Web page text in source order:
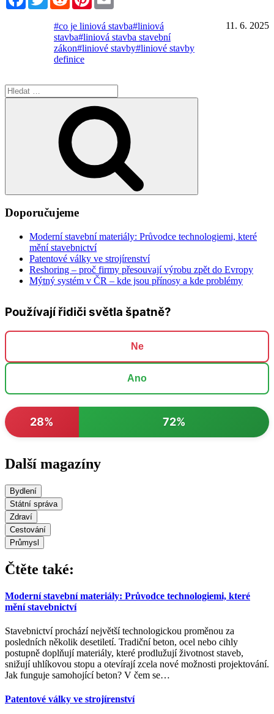
11. 6. 2025
#co je liniová stavba#liniová
stavba#liniová stavba stavební
zákon#liniové stavby#liniové stavby
definice
Hledat:
Doporučujeme
Moderní stavební materiály: Průvodce technologiemi, které
mění stavebnictví
Patentové války ve strojírenství
Reshoring – proč firmy přesouvají výrobu zpět do Evropy
Mýtný systém v ČR – kde jsou přínosy a kde problémy
Používají řidiči světla špatně?
Ne
Ano
28% 72%
Další magazíny
Bydlení
Státní správa
Zdraví
Cestování
Průmysl
Čtěte také:
Moderní stavební materiály: Průvodce technologiemi, které
mění stavebnictví
Stavebnictví prochází největší technologickou proměnou za
posledních několik desetiletí. Tradiční beton, ocel nebo cihly
postupně doplňují materiály, které prodlužují životnost staveb,
snižují uhlíkovou stopu a otevírají zcela nové možnosti projektování.
Jak funguje samohojící beton? V čem se…
Patentové války ve strojírenství